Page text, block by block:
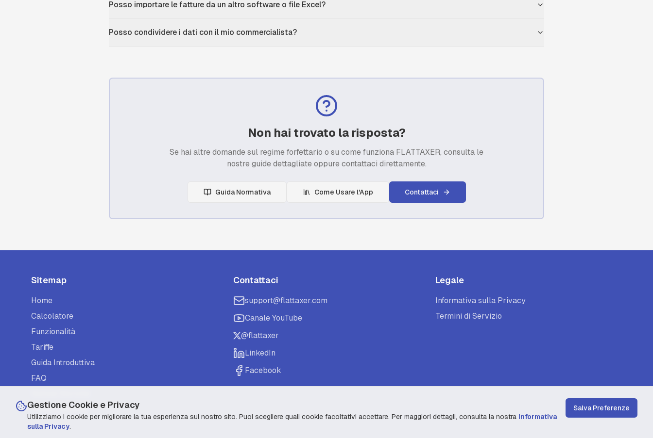
Posso importare le fatture da un altro software o file Excel?
Posso condividere i dati con il mio commercialista?
Non hai trovato la risposta?
Se hai altre domande sul regime forfettario o su come funziona FLATTAXER, consulta le
nostre guide dettagliate oppure contattaci direttamente.
Guida Normativa Come Usare l'App Contattaci
Sitemap
Home
Calcolatore
Funzionalità
Tariffe
Guida Introduttiva
FAQ
Come Funziona
Contattaci
support@flattaxer.com
Canale YouTube
@flattaxer
LinkedIn
Facebook
Legale
Informativa sulla Privacy
Termini di Servizio
Gestione Cookie e Privacy
Utilizziamo i cookie per migliorare la tua esperienza sul nostro sito. Puoi scegliere quali cookie facoltativi accettare. Per maggiori dettagli, consulta la nostra Informativa
sulla Privacy.
Salva Preferenze